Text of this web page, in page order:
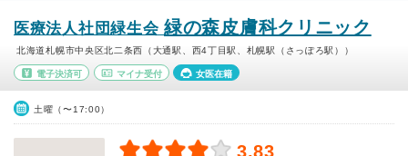
医療法人社団緑生会 緑の森皮膚科クリニック
北海道札幌市中央区北二条西（大通駅、西4丁目駅、札幌駅（さっぽろ駅））
電子決済可 マイナ受付 女医在籍
土曜（〜17:00）
3.83